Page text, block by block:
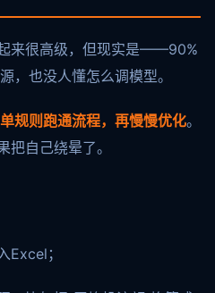
来很高级，但现实是——90%
，也没人懂怎么调模型。
规则跑通流程，再慢慢优化。
把自己绕晕了。
Excel；